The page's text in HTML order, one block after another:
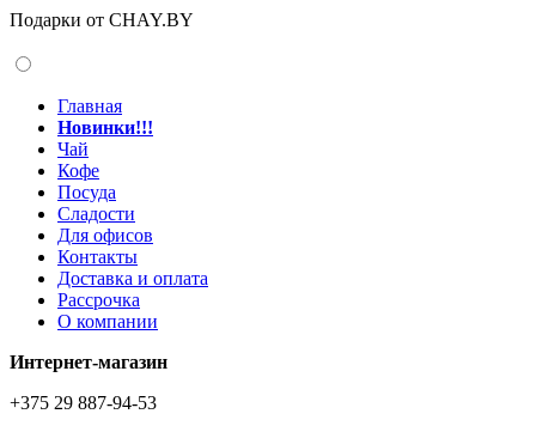
Подарки от CHAY.BY
Главная
Новинки!!!
Чай
Кофе
Посуда
Сладости
Для офисов
Контакты
Доставка и оплата
Рассрочка
О компании
Интернет-магазин
+375 29 887-94-53